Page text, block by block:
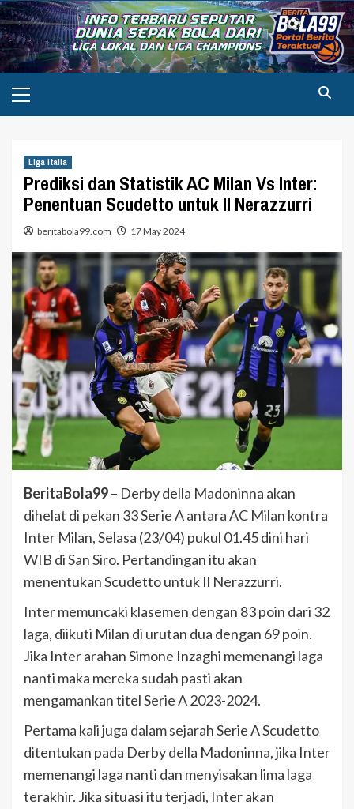
Skip
to
content
Menu
Liga Italia
Prediksi dan Statistik AC Milan Vs Inter:
Penentuan Scudetto untuk Il Nerazzurri
beritabola99.com 17 May 2024
BeritaBola99– Derby della Madoninna akan
dihelat di pekan 33 Serie A antara AC Milan kontra
Inter Milan, Selasa (23/04) pukul 01.45 dini hari
WIB di San Siro. Pertandingan itu akan
menentukan Scudetto untuk Il Nerazzurri.
Inter memuncaki klasemen dengan 83 poin dari 32
laga, diikuti Milan di urutan dua dengan 69 poin.
Jika Inter arahan Simone Inzaghi memenangi laga
nanti maka mereka sudah pasti akan
mengamankan titel Serie A 2023-2024.
Pertama kali juga dalam sejarah Serie A Scudetto
ditentukan pada Derby della Madoninna, jika Inter
memenangi laga nanti dan menyisakan lima laga
terakhir. Jika situasi itu terjadi, Inter akan